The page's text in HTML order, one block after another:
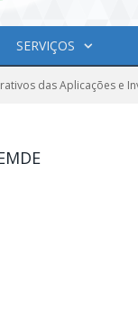
SERVIÇOS
das Aplicações e